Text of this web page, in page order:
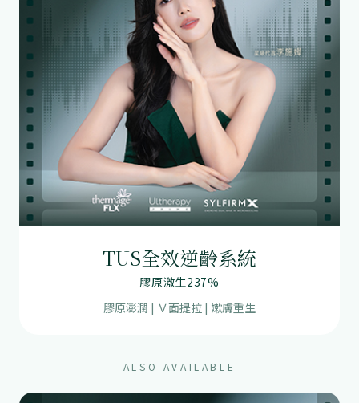
TUS全效逆齡系統
膠原激生237%
膠原澎潤 | Ｖ面提拉 | 嫰膚重生
ALSO AVAILABLE